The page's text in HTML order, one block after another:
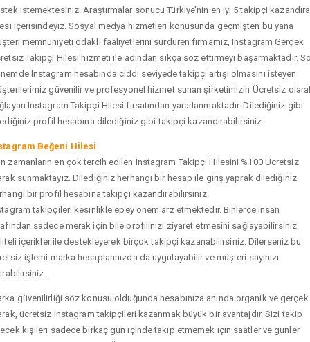
istemektesiniz. Araştırmalar sonucu Türkiye’nin en iyi 5 takipçi
içerisindeyiz. Sosyal medya hizmetleri konusunda geçmişten bu yana
memnuniyeti odaklı faaliyetlerini sürdüren firmamız, Instagram Gerçek
Takipçi Hilesi hizmeti ile adından sıkça söz ettirmeyi başarmaktadır.
Instagram hesabında ciddi seviyede takipçi artışı olmasını isteyen
güvenilir ve profesyonel hizmet sunan şirketimizin Ücretsiz
Instagram Takipçi Hilesi fırsatından yararlanmaktadır. Dilediğiniz gibi
profil hesabına dilediğiniz gibi takipçi kazandırabilirsiniz.
Beğeni Hilesi
zamanların en çok tercih edilen Instagram Takipçi Hilesini %100 Ücretsiz
sunmaktayız. Dilediğiniz herhangi bir hesap ile giriş yaprak dilediğiniz
bir profil hesabına takipçi kazandırabilirsiniz.
takipçileri kesinlikle epey önem arz etmektedir. Binlerce insan
sadece merak için bile profilinizi ziyaret etmesini sağlayabilirsiniz.
içerikler ile destekleyerek birçok takipçi kazanabilirsiniz. Dilerseniz bu
işlemi marka hesaplarınızda da uygulayabilir ve müşteri sayınızı
güvenilirliği söz konusu olduğunda hesabınıza anında organik ve gerçek
ücretsiz Instagram takipçileri kazanmak büyük bir avantajdır. Sizi takip
kişileri sadece birkaç gün içinde takip etmemek için saatler ve günler